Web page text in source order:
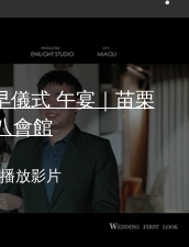
儀式 午宴｜苗栗
會館
播放影片